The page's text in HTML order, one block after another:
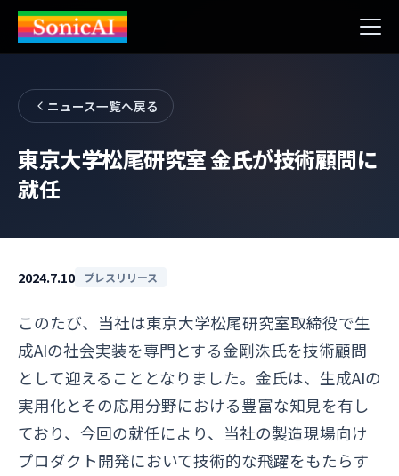
ニュース一覧へ戻る
東京大学松尾研究室 金氏が技術顧問に
就任
2024.7.10 プレスリリース
このたび、当社は東京大学松尾研究室取締役で生
成AIの社会実装を専門とする金剛洙氏を技術顧問
として迎えることとなりました。金氏は、生成AIの
実用化とその応用分野における豊富な知見を有し
ており、今回の就任により、当社の製造現場向け
プロダクト開発において技術的な飛躍をもたらす